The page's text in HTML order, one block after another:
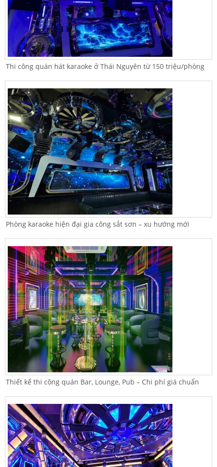
Thi công quán hát karaoke ở Thái Nguyên từ 150 triệu/phòng
Phòng karaoke hiện đại gia công sắt sơn – xu hướng mới
Thiết kế thi công quán Bar, Lounge, Pub – Chi phí giá chuẩn